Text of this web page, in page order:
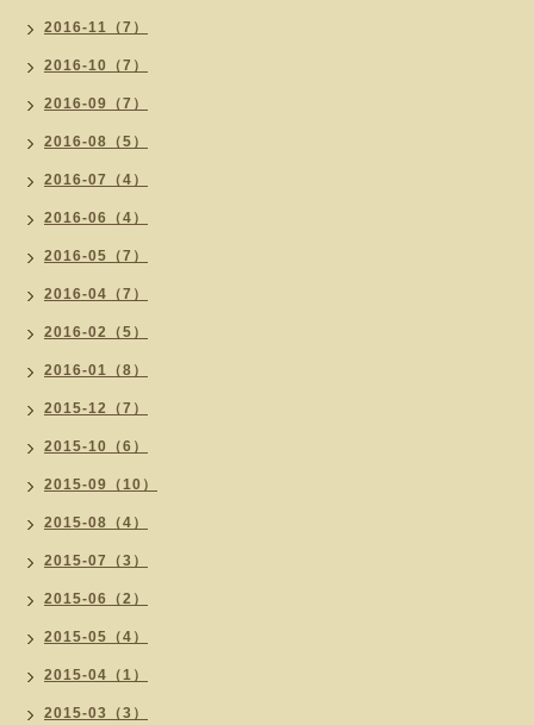
2016-11（7）
2016-10（7）
2016-09（7）
2016-08（5）
2016-07（4）
2016-06（4）
2016-05（7）
2016-04（7）
2016-02（5）
2016-01（8）
2015-12（7）
2015-10（6）
2015-09（10）
2015-08（4）
2015-07（3）
2015-06（2）
2015-05（4）
2015-04（1）
2015-03（3）